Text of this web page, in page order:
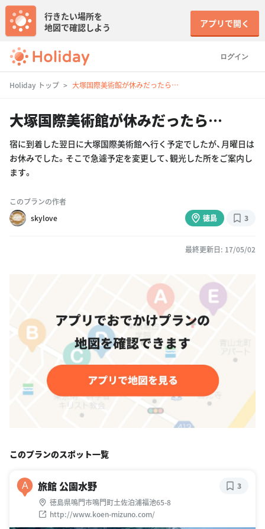
ログイン
行きたい場所を
地図で確認しよう
アプリで開く
Holiday トップ 大塚国際美術館が休みだったら…
大塚国際美術館が休みだったら…
宿に到着した翌日に大塚国際美術館へ行く予定でしたが、月曜日は
お休みでした。そこで急遽予定を変更して、観光した所をご案内し
ます。
このプランの作者
skylove
徳島 3
最終更新日: 17/05/02
このプランのスポット一覧
A 旅館 公園水野
徳島県鳴門市鳴門町土佐泊浦福池65-8
http://www.koen-mizuno.com/
3